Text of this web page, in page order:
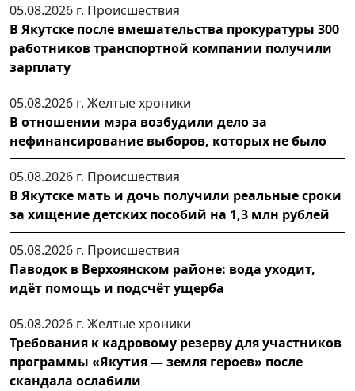
05.08.2026 г. Происшествия
В Якутске после вмешательства прокуратуры 300
работников транспортной компании получили
зарплату
05.08.2026 г. Желтые хроники
В отношении мэра возбудили дело за
нефинансирование выборов, которых не было
05.08.2026 г. Происшествия
В Якутске мать и дочь получили реальные сроки
за хищение детских пособий на 1,3 млн рублей
05.08.2026 г. Происшествия
Паводок в Верхоянском районе: вода уходит,
идёт помощь и подсчёт ущерба
05.08.2026 г. Желтые хроники
Требования к кадровому резерву для участников
программы «Якутия — земля героев» после
скандала ослабили